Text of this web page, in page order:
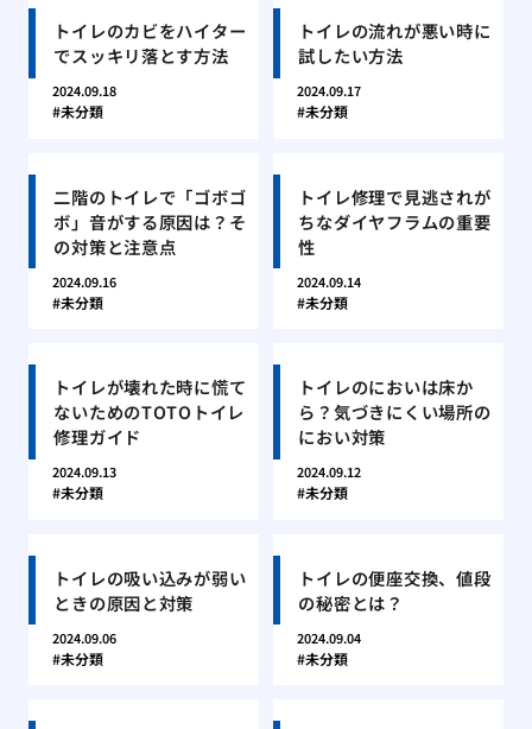
トイレのカビをハイター
でスッキリ落とす方法
2024.09.18
未分類
トイレの流れが悪い時に
試したい方法
2024.09.17
未分類
二階のトイレで「ゴボゴ
ボ」音がする原因は？そ
の対策と注意点
2024.09.16
未分類
トイレ修理で見逃されが
ちなダイヤフラムの重要
性
2024.09.14
未分類
トイレが壊れた時に慌て
ないためのTOTOトイレ
修理ガイド
2024.09.13
未分類
トイレのにおいは床か
ら？気づきにくい場所の
におい対策
2024.09.12
未分類
トイレの吸い込みが弱い
ときの原因と対策
2024.09.06
未分類
トイレの便座交換、値段
の秘密とは？
2024.09.04
未分類